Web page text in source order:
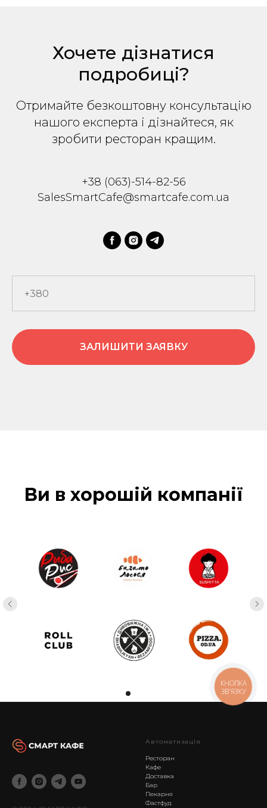
Хочете дізнатися
подробиці?
Отримайте безкоштовну консультацію
нашого експерта і дізнайтеся, як
зробити ресторан кращим.
+38 (063)-514-82-56
SalesSmartCafe@smartcafe.com.ua
ЗАЛИШИТИ ЗАЯВКУ
Ви в хорошій компанії
АвтоматизацІя
Ресторан
Кафе
Доставка
Бар
Пекарня
Фастфуд
КНОПКА
ЗВ'ЯЗКУ